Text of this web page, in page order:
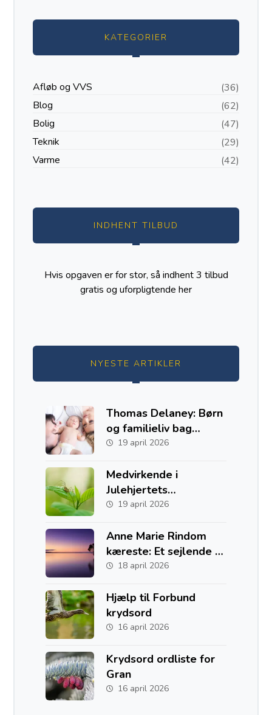
KATEGORIER
Afløb og VVS
(36)
Blog
(62)
Bolig
(47)
Teknik
(29)
Varme
(42)
INDHENT TILBUD
Hvis opgaven er for stor, så indhent 3 tilbud
gratis og uforpligtende her
NYESTE ARTIKLER
Thomas Delaney: Børn
og familieliv bag
fodboldkarrieren
19 april 2026
Medvirkende i
Julehjertets
Hemmelighed
19 april 2026
Anne Marie Rindom
kæreste: Et sejlende liv
med to hjem i Danmark
18 april 2026
Hjælp til Forbund
krydsord
16 april 2026
Krydsord ordliste for
Gran
16 april 2026